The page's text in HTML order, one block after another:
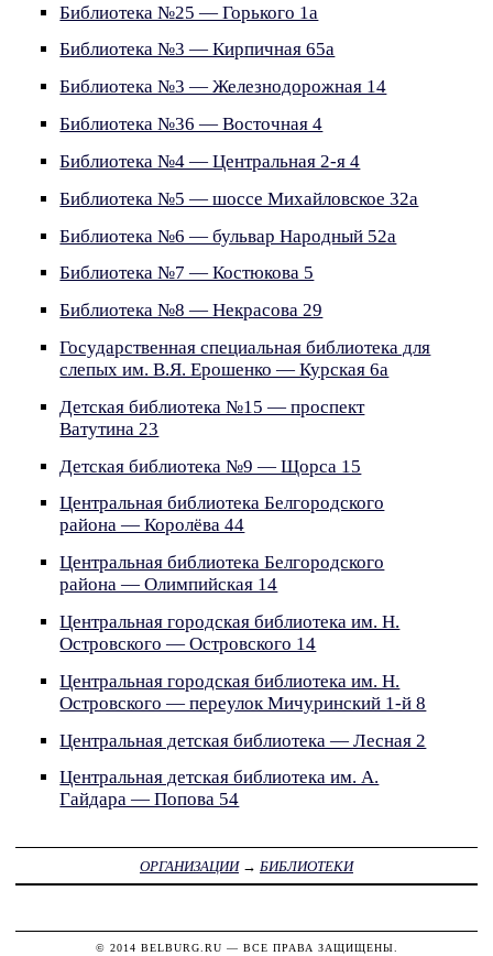
Библиотека №25 — Горького 1а
Библиотека №3 — Кирпичная 65а
Библиотека №3 — Железнодорожная 14
Библиотека №36 — Восточная 4
Библиотека №4 — Центральная 2-я 4
Библиотека №5 — шоссе Михайловское 32а
Библиотека №6 — бульвар Народный 52а
Библиотека №7 — Костюкова 5
Библиотека №8 — Некрасова 29
Государственная специальная библиотека для
слепых им. В.Я. Ерошенко — Курская 6а
Детская библиотека №15 — проспект
Ватутина 23
Детская библиотека №9 — Щорса 15
Центральная библиотека Белгородского
района — Королёва 44
Центральная библиотека Белгородского
района — Олимпийская 14
Центральная городская библиотека им. Н.
Островского — Островского 14
Центральная городская библиотека им. Н.
Островского — переулок Мичуринский 1-й 8
Центральная детская библиотека — Лесная 2
Центральная детская библиотека им. А.
Гайдара — Попова 54
ОРГАНИЗАЦИИ→ БИБЛИОТЕКИ
© 2014 BELBURG.RU — ВСЕ ПРАВА ЗАЩИЩЕНЫ.